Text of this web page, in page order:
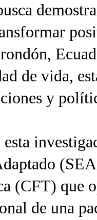
de vida,
y
(CFT) que
de una